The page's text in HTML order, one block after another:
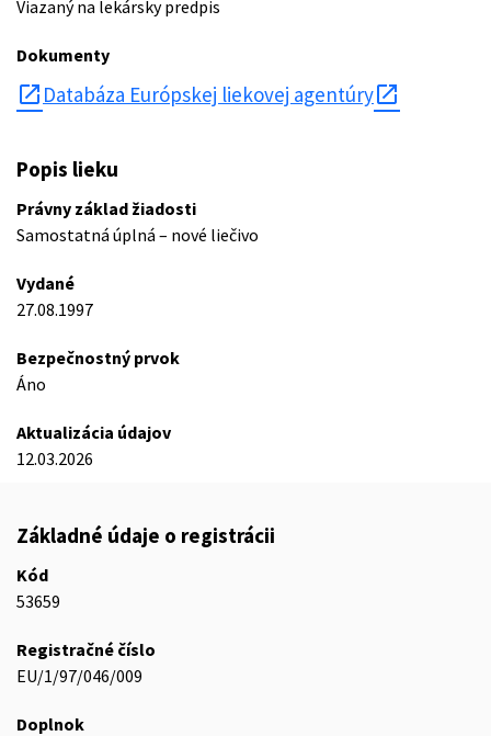
Viazaný na lekársky predpis
Dokumenty
open_in_new Databáza Európskej liekovej agentúry
Popis lieku
Právny základ žiadosti
Samostatná úplná – nové liečivo
Vydané
27.08.1997
Bezpečnostný prvok
Áno
Aktualizácia údajov
12.03.2026
Základné údaje o registrácii
Kód
53659
Registračné číslo
EU/1/97/046/009
Doplnok